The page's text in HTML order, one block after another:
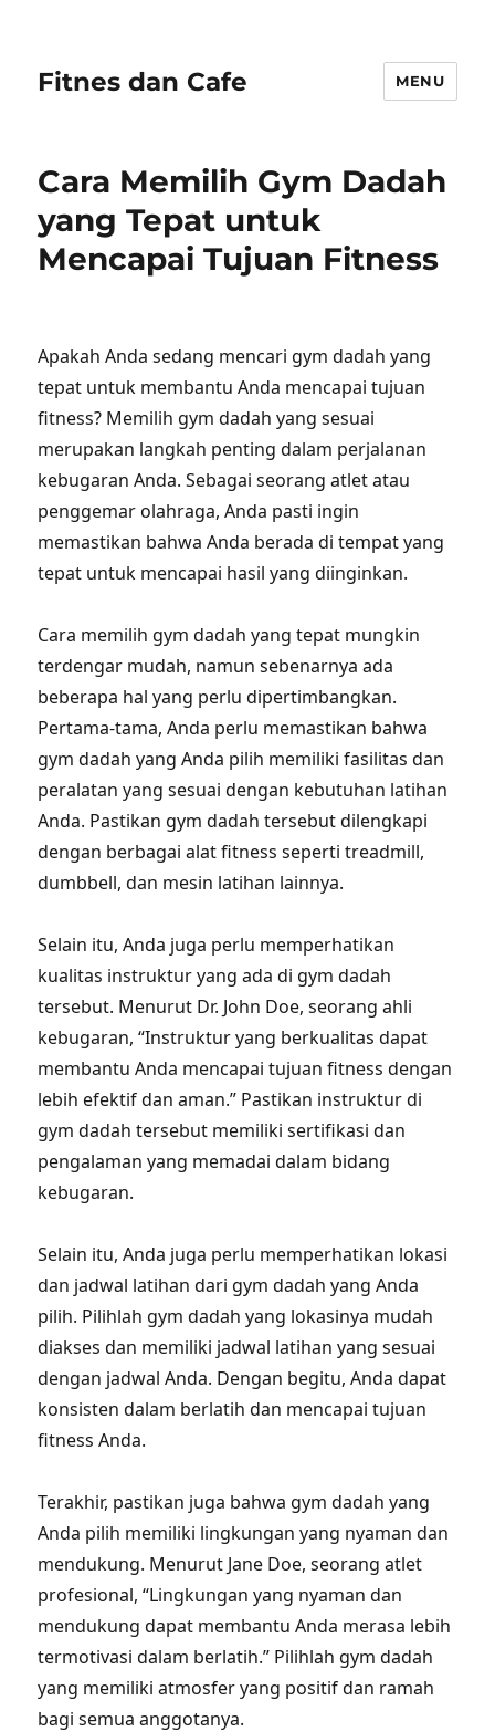
Fitnes dan Cafe MENU
Cara Memilih Gym Dadah
yang Tepat untuk
Mencapai Tujuan Fitness
Apakah Anda sedang mencari gym dadah yang
tepat untuk membantu Anda mencapai tujuan
fitness? Memilih gym dadah yang sesuai
merupakan langkah penting dalam perjalanan
kebugaran Anda. Sebagai seorang atlet atau
penggemar olahraga, Anda pasti ingin
memastikan bahwa Anda berada di tempat yang
tepat untuk mencapai hasil yang diinginkan.
Cara memilih gym dadah yang tepat mungkin
terdengar mudah, namun sebenarnya ada
beberapa hal yang perlu dipertimbangkan.
Pertama-tama, Anda perlu memastikan bahwa
gym dadah yang Anda pilih memiliki fasilitas dan
peralatan yang sesuai dengan kebutuhan latihan
Anda. Pastikan gym dadah tersebut dilengkapi
dengan berbagai alat fitness seperti treadmill,
dumbbell, dan mesin latihan lainnya.
Selain itu, Anda juga perlu memperhatikan
kualitas instruktur yang ada di gym dadah
tersebut. Menurut Dr. John Doe, seorang ahli
kebugaran, “Instruktur yang berkualitas dapat
membantu Anda mencapai tujuan fitness dengan
lebih efektif dan aman.” Pastikan instruktur di
gym dadah tersebut memiliki sertifikasi dan
pengalaman yang memadai dalam bidang
kebugaran.
Selain itu, Anda juga perlu memperhatikan lokasi
dan jadwal latihan dari gym dadah yang Anda
pilih. Pilihlah gym dadah yang lokasinya mudah
diakses dan memiliki jadwal latihan yang sesuai
dengan jadwal Anda. Dengan begitu, Anda dapat
konsisten dalam berlatih dan mencapai tujuan
fitness Anda.
Terakhir, pastikan juga bahwa gym dadah yang
Anda pilih memiliki lingkungan yang nyaman dan
mendukung. Menurut Jane Doe, seorang atlet
profesional, “Lingkungan yang nyaman dan
mendukung dapat membantu Anda merasa lebih
termotivasi dalam berlatih.” Pilihlah gym dadah
yang memiliki atmosfer yang positif dan ramah
bagi semua anggotanya.